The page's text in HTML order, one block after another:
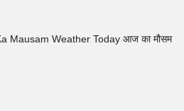
Mausam Weather Today आज का मौसम